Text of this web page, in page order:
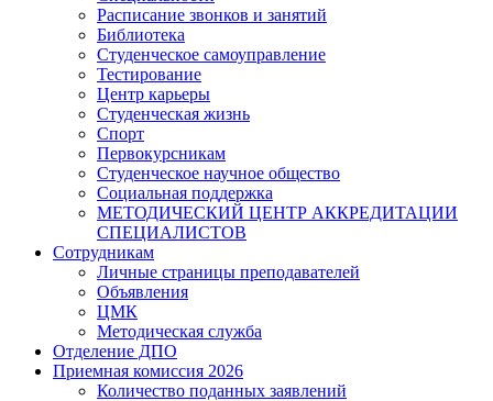
Расписание звонков и занятий
Библиотека
Студенческое самоуправление
Тестирование
Центр карьеры
Студенческая жизнь
Спорт
Первокурсникам
Студенческое научное общество
Социальная поддержка
МЕТОДИЧЕСКИЙ ЦЕНТР АККРЕДИТАЦИИ
СПЕЦИАЛИСТОВ
Сотрудникам
Личные страницы преподавателей
Объявления
ЦМК
Методическая служба
Отделение ДПО
Приемная комиссия 2026
Количество поданных заявлений